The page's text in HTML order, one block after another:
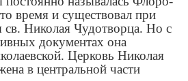
время и существовал при
св. Николая Чудотворца. Но с
документах она
Церковь Николая
в центральной части